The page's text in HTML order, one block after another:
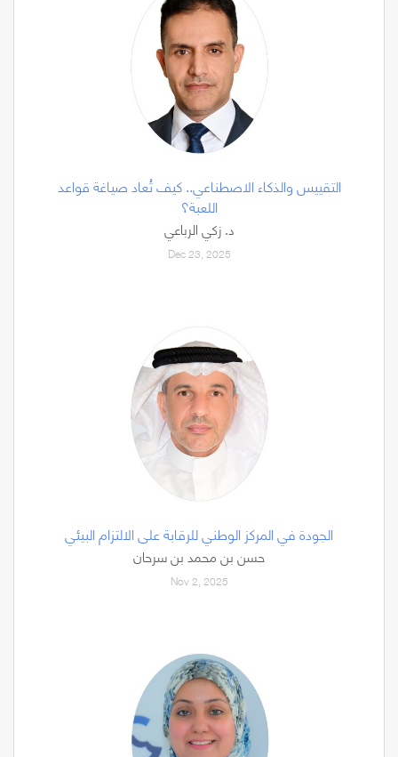
التقييس والذكاء الاصطناعي.. كيف تُعاد صياغة قواعد
اللعبة؟
د. زكي الرباعي
Dec 23, 2025
الجودة في المركز الوطني للرقابة على الالتزام البيئي
حسن بن محمد بن سرحان
Nov 2, 2025